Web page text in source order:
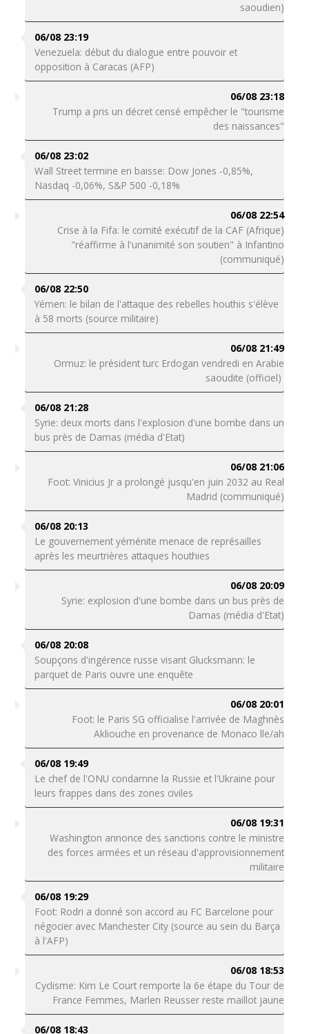
saoudien)
06/08 23:19
Venezuela: début du dialogue entre pouvoir et
opposition à Caracas (AFP)
06/08 23:18
Trump a pris un décret censé empêcher le "tourisme
des naissances"
06/08 23:02
Wall Street termine en baisse: Dow Jones -0,85%,
Nasdaq -0,06%, S&P 500 -0,18%
06/08 22:54
Crise à la Fifa: le comité exécutif de la CAF (Afrique)
"réaffirme à l'unanimité son soutien" à Infantino
(communiqué)
06/08 22:50
Yémen: le bilan de l'attaque des rebelles houthis s'élève
à 58 morts (source militaire)
06/08 21:49
Ormuz: le président turc Erdogan vendredi en Arabie
saoudite (officiel)
06/08 21:28
Syrie: deux morts dans l'explosion d'une bombe dans un
bus près de Damas (média d'Etat)
06/08 21:06
Foot: Vinicius Jr a prolongé jusqu'en juin 2032 au Real
Madrid (communiqué)
06/08 20:13
Le gouvernement yéménite menace de représailles
après les meurtrières attaques houthies
06/08 20:09
Syrie: explosion d'une bombe dans un bus près de
Damas (média d'Etat)
06/08 20:08
Soupçons d'ingérence russe visant Glucksmann: le
parquet de Paris ouvre une enquête
06/08 20:01
Foot: le Paris SG officialise l'arrivée de Maghnès
Akliouche en provenance de Monaco lle/ah
06/08 19:49
Le chef de l'ONU condamne la Russie et l'Ukraine pour
leurs frappes dans des zones civiles
06/08 19:31
Washington annonce des sanctions contre le ministre
des forces armées et un réseau d'approvisionnement
militaire
06/08 19:29
Foot: Rodri a donné son accord au FC Barcelone pour
négocier avec Manchester City (source au sein du Barça
à l'AFP)
06/08 18:53
Cyclisme: Kim Le Court remporte la 6e étape du Tour de
France Femmes, Marlen Reusser reste maillot jaune
06/08 18:43